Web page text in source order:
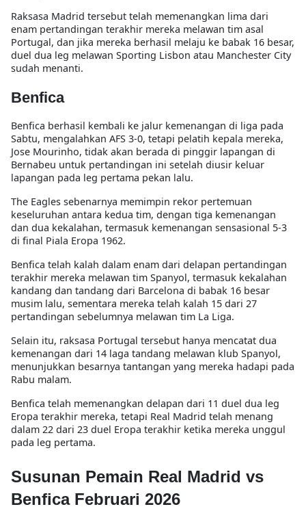
Raksasa Madrid tersebut telah memenangkan lima dari
enam pertandingan terakhir mereka melawan tim asal
Portugal, dan jika mereka berhasil melaju ke babak 16 besar,
duel dua leg melawan Sporting Lisbon atau Manchester City
sudah menanti.
Benfica
Benfica berhasil kembali ke jalur kemenangan di liga pada
Sabtu, mengalahkan AFS 3-0, tetapi pelatih kepala mereka,
Jose Mourinho, tidak akan berada di pinggir lapangan di
Bernabeu untuk pertandingan ini setelah diusir keluar
lapangan pada leg pertama pekan lalu.
The Eagles sebenarnya memimpin rekor pertemuan
keseluruhan antara kedua tim, dengan tiga kemenangan
dan dua kekalahan, termasuk kemenangan sensasional 5-3
di final Piala Eropa 1962.
Benfica telah kalah dalam enam dari delapan pertandingan
terakhir mereka melawan tim Spanyol, termasuk kekalahan
kandang dan tandang dari Barcelona di babak 16 besar
musim lalu, sementara mereka telah kalah 15 dari 27
pertandingan sebelumnya melawan tim La Liga.
Selain itu, raksasa Portugal tersebut hanya mencatat dua
kemenangan dari 14 laga tandang melawan klub Spanyol,
menunjukkan besarnya tantangan yang mereka hadapi pada
Rabu malam.
Benfica telah memenangkan delapan dari 11 duel dua leg
Eropa terakhir mereka, tetapi Real Madrid telah menang
dalam 22 dari 23 duel Eropa terakhir ketika mereka unggul
pada leg pertama.
Susunan Pemain Real Madrid vs
Benfica Februari 2026